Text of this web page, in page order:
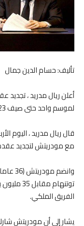
تأليف: حسام الدين جمال
أعلن ريال مدريد ،
لموسم واحد حتى صيف 2023.
قال ريال مدريد ، اليوم
مع مودريتش لتجديد عقده حتى 30
توتنهام
الفريق الملكي.